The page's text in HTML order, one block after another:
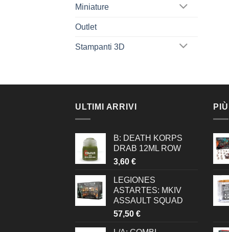
Miniature
Outlet
Stampanti 3D
ULTIMI ARRIVI
B: DEATH KORPS
DRAB 12ML ROW
3,60 €
LEGIONES
ASTARTES: MKIV
ASSAULT SQUAD
57,50 €